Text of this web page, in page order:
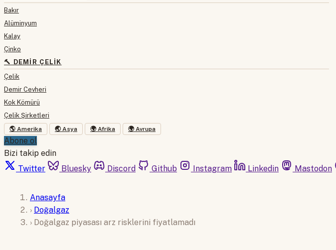
Bakır
Alüminyum
Kalay
Çinko
🔨 DEMIR ÇELIK
Çelik
Demir Cevheri
Kok Kömürü
Çelik Şirketleri
🌎 Amerika 🌏 Asya 🌍 Afrika 🌍 Avrupa
Abone ol
Bizi takip edin
Twitter
Bluesky Discord Github Instagram Linkedin Mastodon
Anasayfa
› Doğalgaz
› Doğalgaz piyasası arz risklerini fiyatlamadı